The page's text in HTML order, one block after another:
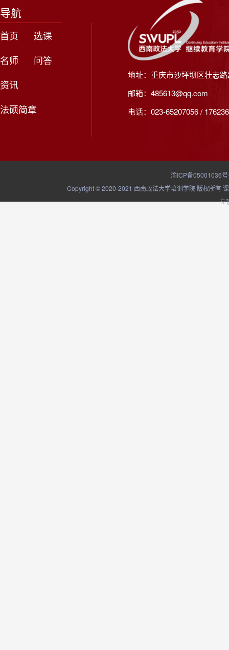
导航
首页
选课
名师
问答
资讯
法硕简章
地址：重庆市沙坪坝区壮志
邮箱：485613@qq.com
电话：023-65207056 /
渝ICP备05001036
Copyright © 2020-2021 西南政法大学培训学院 版权所有
立